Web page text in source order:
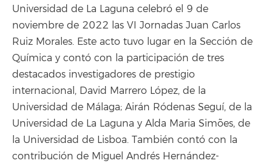
Universidad de La Laguna celebró el 9 de
noviembre de 2022 las VI Jornadas Juan Carlos
Ruiz Morales. Este acto tuvo lugar en la Sección de
Química y contó con la participación de tres
destacados investigadores de prestigio
internacional, David Marrero López, de la
Universidad de Málaga; Airán Ródenas Seguí, de la
Universidad de La Laguna y Alda Maria Simões, de
la Universidad de Lisboa. También contó con la
contribución de Miguel Andrés Hernández-